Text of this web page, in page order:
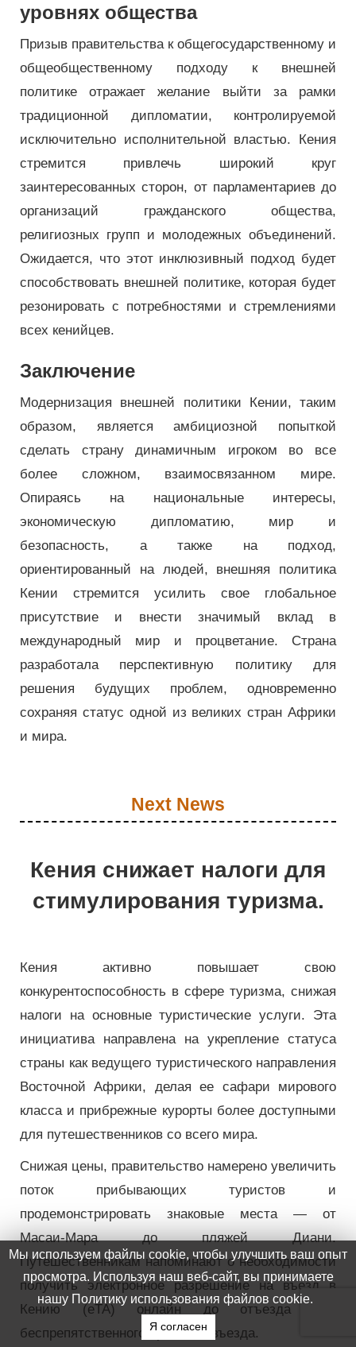
уровнях общества
Призыв правительства к общегосударственному и
общеобщественному подходу к внешней
политике отражает желание выйти за рамки
традиционной дипломатии, контролируемой
исключительно исполнительной властью. Кения
стремится привлечь широкий круг
заинтересованных сторон, от парламентариев до
организаций гражданского общества,
религиозных групп и молодежных объединений.
Ожидается, что этот инклюзивный подход будет
способствовать внешней политике, которая будет
резонировать с потребностями и стремлениями
всех кенийцев.
Заключение
Модернизация внешней политики Кении, таким
образом, является амбициозной попыткой
сделать страну динамичным игроком во все
более сложном, взаимосвязанном мире.
Опираясь на национальные интересы,
экономическую дипломатию, мир и
безопасность, а также на подход,
ориентированный на людей, внешняя политика
Кении стремится усилить свое глобальное
присутствие и внести значимый вклад в
международный мир и процветание. Страна
разработала перспективную политику для
решения будущих проблем, одновременно
сохраняя статус одной из великих стран Африки
и мира.
Next News
Кения снижает налоги для
стимулирования туризма.
Кения активно повышает свою
конкурентоспособность в сфере туризма, снижая
налоги на основные туристические услуги. Эта
инициатива направлена ​​на укрепление статуса
страны как ведущего туристического направления
Восточной Африки, делая ее сафари мирового
класса и прибрежные курорты более доступными
для путешественников со всего мира.
Снижая цены, правительство намерено увеличить
поток прибывающих туристов и
продемонстрировать знаковые места — от
Масаи-Мара до пляжей Диани.
Путешественникам напоминают о необходимости
получить электронное разрешение на въезд в
Кению (eTA) онлайн до отъезда для
беспрепятственного процесса въезда.
Мы используем файлы cookie, чтобы улучшить ваш опыт
просмотра. Используя наш веб-сайт, вы принимаете
нашу Политику использования файлов cookie.
Я согласен